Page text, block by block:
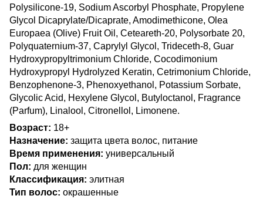
Polysilicone-19, Sodium Ascorbyl Phosphate, Propylene
Glycol Dicaprylate/Dicaprate, Amodimethicone, Olea
Europaea (Olive) Fruit Oil, Ceteareth-20, Polysorbate 20,
Polyquaternium-37, Caprylyl Glycol, Trideceth-8, Guar
Hydroxypropyltrimonium Chloride, Cocodimonium
Hydroxypropyl Hydrolyzed Keratin, Cetrimonium Chloride,
Benzophenone-3, Phenoxyethanol, Potassium Sorbate,
Glycolic Acid, Hexylene Glycol, Butyloctanol, Fragrance
(Parfum), Linalool, Citronellol, Limonene.
Возраст: 18+
Назначение: защита цвета волос, питание
Время применения: универсальный
Пол: для женщин
Классификация: элитная
Тип волос: окрашенные